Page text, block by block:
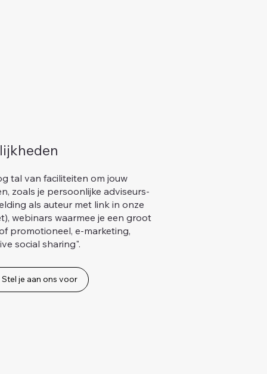
tal van faciliteiten om jouw
zoals je persoonlijke adviseurs-
als auteur met link in onze
webinars waarmee je een groot
promotioneel, e-marketing,
social sharing".
Stel je aan ons voor